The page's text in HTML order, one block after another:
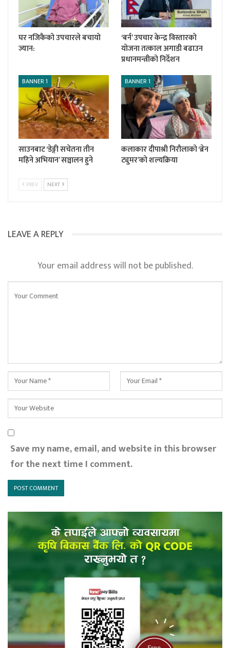
घर नजिकैको उपचारले बचायो
ज्यान:
‘बर्न’ उपचार केन्द्र विस्तारको
योजना तत्काल अगाडी बढाउन
प्रधानमन्त्रीको निर्देशन
BANNER 1
साउनबाट ‘डेङ्गी सचेतना तीन
महिने अभियान’ सञ्चालन हुने
BANNER 1
कलाकार दीपाश्री निरौलाको ‘ब्रेन
ट्युमर’को शल्यक्रिया
PREV NEXT
LEAVE A REPLY
Your email address will not be published.
Save my name, email, and website in this browser
for the next time I comment.